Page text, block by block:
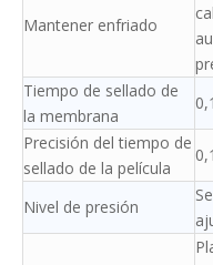
Mantener enfriado
Tiempo de sellado de
la membrana
Precisión del tiempo de
sellado de la película
Nivel de presión